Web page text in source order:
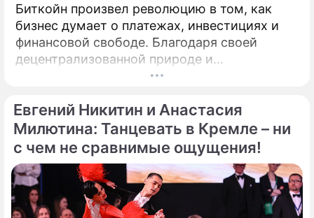
Биткойн произвел революцию в том, как
бизнес думает о платежах, инвестициях и
финансовой свободе. Благодаря своей
децентрализованной природе и
безграничной функциональности Биткойн
возможности для расширения своего
присутствия. Однако наряду с
преимуществами возникают и серьезные
проблемы, особенно в нормативно-
правовой сфере. Понимание этих
препятствий имеет важное значение для
предприятий, рассматривающих
Евгений Никитин и Анастасия
Милютина: Танцевать в Кремле – ни
с чем не сравнимые ощущения!